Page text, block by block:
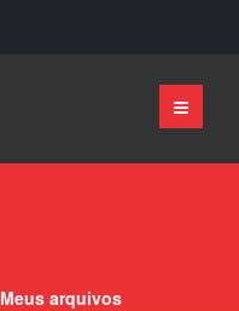
Meus arquivos